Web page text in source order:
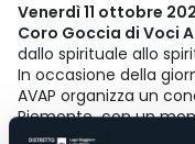
Venerdì 11 ottobre
Coro Goccia di Voci
dallo spirituale allo
In occasione della
AVAP organizza un
Piemonte con un
dell’esibizione del